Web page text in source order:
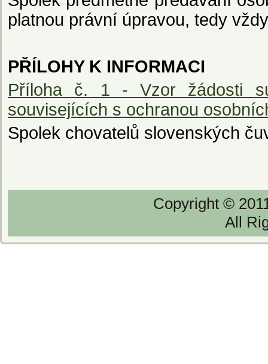
platnou právní úpravou, tedy
PŘÍLOHY K INFORMACI
Příloha č. 1 - Vzor žádosti
souvisejících s ochranou
Spolek chovatelů slovenských
Copyright ©
All